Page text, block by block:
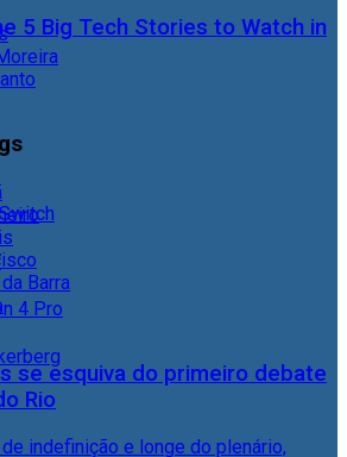
5 Big Tech Stories to Watch in
4 Pro
Barra
se esquiva do primeiro debate
Rio